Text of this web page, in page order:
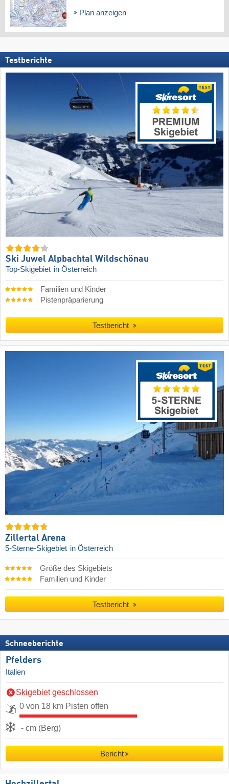
Plan anzeigen
Testberichte
Ski Juwel Alpbachtal Wildschönau
Top-Skigebiet in Österreich
Familien und Kinder
Pistenpräparierung
Testbericht
Zillertal Arena
5-Sterne-Skigebiet in Österreich
Größe des Skigebiets
Familien und Kinder
Testbericht
Schneeberichte
Pfelders
Italien
Skigebiet geschlossen
0 von 18 km Pisten offen
- cm (Berg)
Bericht